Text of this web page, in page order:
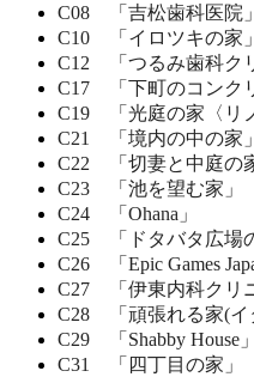
C08 「吉松歯科医院」
C10 「イロツキの家」
C12 「つるみ歯科ク
C17 「下町のコンク
C19 「光庭の家〈リ
C21 「境内の中の家」
C22 「切妻と中庭の
C23 「池を望む家」
C24 「Ohana」
C25 「ドタバタ広場
C26 「Epic Games
C27 「伊東内科クリ
C28 「頑張れる家(イ
C29 「Shabby House」
C31 「四丁目の家」